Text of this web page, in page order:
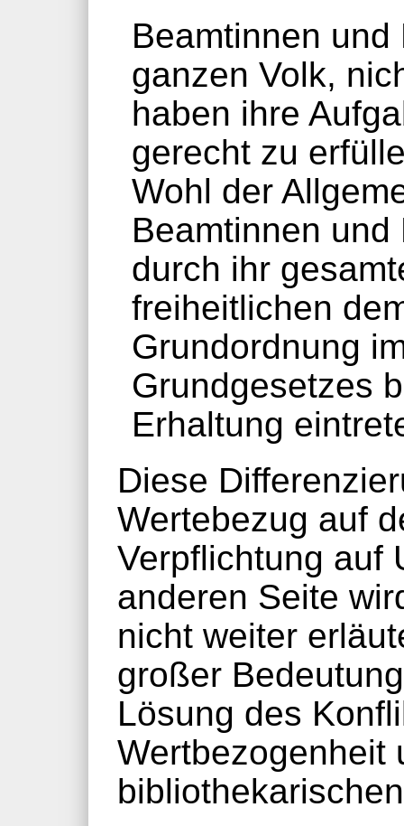
Beamtinnen
ganzen Volk,
haben ihre
gerecht zu
Wohl der
Beamtinnen
durch ihr
freiheitlichen
Grundordnung
Grundgesetzes
Erhaltung
Diese
Wertebezug auf
Verpflichtung auf
anderen Seite
nicht weiter
großer
Lösung des
Wertbezogenheit